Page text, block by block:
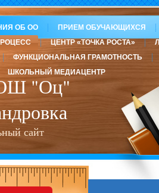
"Оц"
сайт
ОБ ОО
ПРИЕМ ОБУЧАЮЩИХСЯ
ЦЕНТР «ТОЧКА РОСТА»
ФУНКЦИОНАЛЬНАЯ ГРАМОТНОСТЬ
ШКОЛЬНЫЙ МЕДИАЦЕНТР